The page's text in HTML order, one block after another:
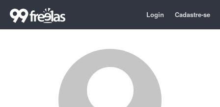
Login Cadastre-se